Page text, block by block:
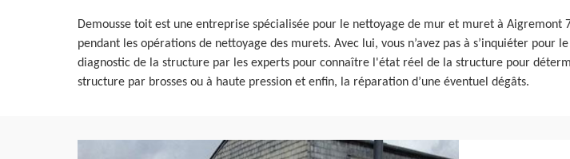
Demousse toit est une entreprise spécialisée pour le nettoyage de mur et muret à
pendant les opérations de nettoyage des murets. Avec lui, vous n’avez pas à s’inquiéter
diagnostic de la structure par les experts pour connaître l'état réel de la structure pour
structure par brosses ou à haute pression et enfin, la réparation d’une éventuel dégâts.